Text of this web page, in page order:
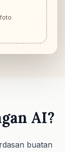
AI?
buatan